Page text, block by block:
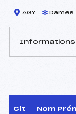
AGY Dames
Informations
D.T Adjoint :
Dir. Epreuve :
Clt Nom